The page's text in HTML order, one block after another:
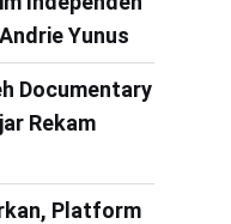
Yunus
Documentary
Rekam
Platform